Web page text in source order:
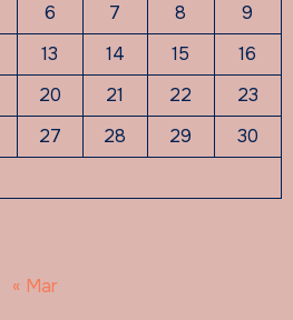
6 7 8
9
13 14 15
16
20 21 22
23
27 28 29
30
« Mar